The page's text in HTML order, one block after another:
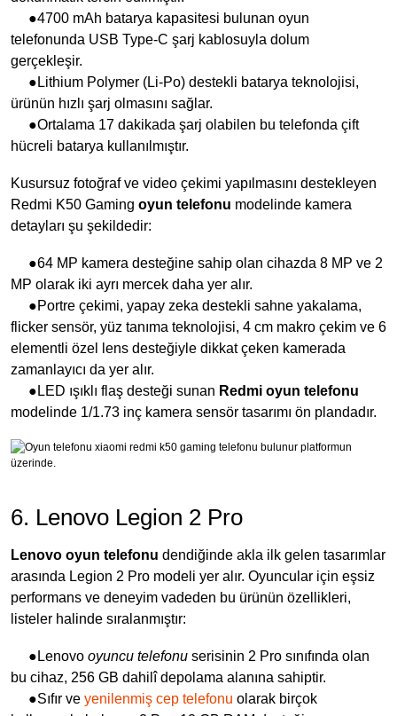
●4700 mAh batarya kapasitesi bulunan oyun
telefonunda USB Type-C şarj kablosuyla dolum
gerçekleşir.
●Lithium Polymer (Li-Po) destekli batarya teknolojisi,
ürünün hızlı şarj olmasını sağlar.
●Ortalama 17 dakikada şarj olabilen bu telefonda çift
hücreli batarya kullanılmıştır.
Kusursuz fotoğraf ve video çekimi yapılmasını destekleyen
Redmi K50 Gaming oyun telefonu modelinde kamera
detayları şu şekildedir:
●64 MP kamera desteğine sahip olan cihazda 8 MP ve 2
MP olarak iki ayrı mercek daha yer alır.
●Portre çekimi, yapay zeka destekli sahne yakalama,
flicker sensör, yüz tanıma teknolojisi, 4 cm makro çekim ve 6
elementli özel lens desteğiyle dikkat çeken kamerada
zamanlayıcı da yer alır.
●LED ışıklı flaş desteği sunan Redmi oyun telefonu
modelinde 1/1.73 inç kamera sensör tasarımı ön plandadır.
6. Lenovo Legion 2 Pro
Lenovo oyun telefonu dendiğinde akla ilk gelen tasarımlar
arasında Legion 2 Pro modeli yer alır. Oyuncular için eşsiz
performans ve deneyim vadeden bu ürünün özellikleri,
listeler halinde sıralanmıştır:
●Lenovo oyuncu telefonu serisinin 2 Pro sınıfında olan
bu cihaz, 256 GB dahilî depolama alanına sahiptir.
●Sıfır ve yenilenmiş cep telefonu olarak birçok